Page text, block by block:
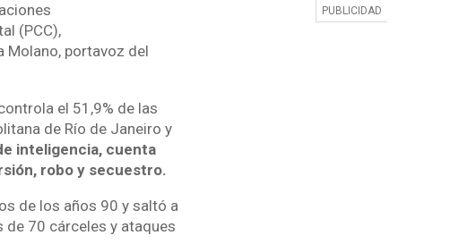
(PCC),
Molano, portavoz del
el 51,9% de las
de Río de Janeiro y
inteligencia, cuenta
robo y secuestro.
de los años 90 y saltó a
70 cárceles y ataques